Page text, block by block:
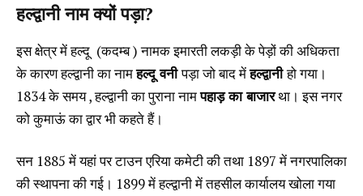
हल्द्वानी नाम क्यों पड़ा?
इस क्षेत्र में हल्दू (कदम्ब ) नामक इमारती लकड़ी के पेड़ों की अधिकता
के कारण हल्द्वानी का नामहल्दू वनीपड़ा जो बाद मेंहल्द्वानीहो गया।
1834 के समय , हल्द्वानी का पुराना नामपहाड़ का बाजारथा। इस नगर
को कुमाऊं का द्वार भी कहते हैं।
सन 1885 में यहां पर टाउन एरिया कमेटी की तथा 1897 में नगरपालिका
की स्थापना की गई। 1899 में हल्द्वानी में तहसील कार्यालय खोला गया